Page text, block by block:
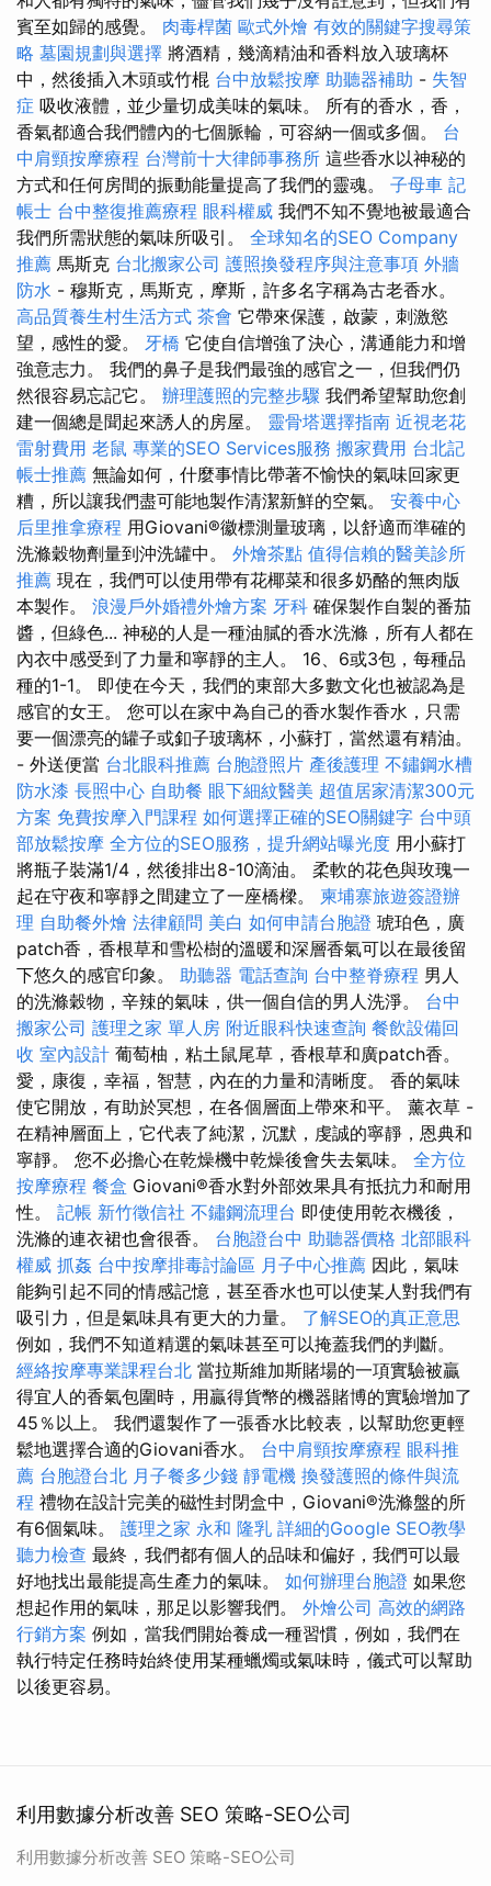
賓至如歸的感覺。 肉毒桿菌 歐式外燴 有效的關鍵字搜尋策
略 墓園規劃與選擇 將酒精，幾滴精油和香料放入玻璃杯
中，然後插入木頭或竹棍 台中放鬆按摩 助聽器補助 - 失智
症 吸收液體，並少量切成美味的氣味。 所有的香水，香，
香氣都適合我們體內的七個脈輪，可容納一個或多個。 台
中肩頸按摩療程 台灣前十大律師事務所 這些香水以神秘的
方式和任何房間的振動能量提高了我們的靈魂。 子母車 記
帳士 台中整復推薦療程 眼科權威 我們不知不覺地被最適合
我們所需狀態的氣味所吸引。 全球知名的SEO Company
推薦 馬斯克 台北搬家公司 護照換發程序與注意事項 外牆
防水 - 穆斯克，馬斯克，摩斯，許多名字稱為古老香水。
高品質養生村生活方式 茶會 它帶來保護，啟蒙，刺激慾
望，感性的愛。 牙橋 它使自信增強了決心，溝通能力和增
強意志力。 我們的鼻子是我們最強的感官之一，但我們仍
然很容易忘記它。 辦理護照的完整步驟 我們希望幫助您創
建一個總是聞起來誘人的房屋。 靈骨塔選擇指南 近視老花
雷射費用 老鼠 專業的SEO Services服務 搬家費用 台北記
帳士推薦 無論如何，什麼事情比帶著不愉快的氣味回家更
糟，所以讓我們盡可能地製作清潔新鮮的空氣。 安養中心
后里推拿療程 用Giovani®徽標測量玻璃，以舒適而準確的
洗滌穀物劑量到沖洗罐中。 外燴茶點 值得信賴的醫美診所
推薦 現在，我們可以使用帶有花椰菜和很多奶酪的無肉版
本製作。 浪漫戶外婚禮外燴方案 牙科 確保製作自製的番茄
醬，但綠色... 神秘的人是一種油膩的香水洗滌，所有人都在
內衣中感受到了力量和寧靜的主人。 16、6或3包，每種品
種的1-1。 即使在今天，我們的東部大多數文化也被認為是
感官的女王。 您可以在家中為自己的香水製作香水，只需
要一個漂亮的罐子或釦子玻璃杯，小蘇打，當然還有精油。
- 外送便當 台北眼科推薦 台胞證照片 產後護理 不鏽鋼水槽
防水漆 長照中心 自助餐 眼下細紋醫美 超值居家清潔300元
方案 免費按摩入門課程 如何選擇正確的SEO關鍵字 台中頭
部放鬆按摩 全方位的SEO服務，提升網站曝光度 用小蘇打
將瓶子裝滿1/4，然後排出8-10滴油。 柔軟的花色與玫瑰一
起在守夜和寧靜之間建立了一座橋樑。 柬埔寨旅遊簽證辦
理 自助餐外燴 法律顧問 美白 如何申請台胞證 琥珀色，廣
patch香，香根草和雪松樹的溫暖和深層香氣可以在最後留
下悠久的感官印象。 助聽器 電話查詢 台中整脊療程 男人
的洗滌穀物，辛辣的氣味，供一個自信的男人洗淨。 台中
搬家公司 護理之家 單人房 附近眼科快速查詢 餐飲設備回
收 室內設計 葡萄柚，粘土鼠尾草，香根草和廣patch香。
愛，康復，幸福，智慧，內在的力量和清晰度。 香的氣味
使它開放，有助於冥想，在各個層面上帶來和平。 薰衣草 -
在精神層面上，它代表了純潔，沉默，虔誠的寧靜，恩典和
寧靜。 您不必擔心在乾燥機中乾燥後會失去氣味。 全方位
按摩療程 餐盒 Giovani®香水對外部效果具有抵抗力和耐用
性。 記帳 新竹徵信社 不鏽鋼流理台 即使使用乾衣機後，
洗滌的連衣裙也會很香。 台胞證台中 助聽器價格 北部眼科
權威 抓姦 台中按摩排毒討論區 月子中心推薦 因此，氣味
能夠引起不同的情感記憶，甚至香水也可以使某人對我們有
吸引力，但是氣味具有更大的力量。 了解SEO的真正意思
例如，我們不知道精選的氣味甚至可以掩蓋我們的判斷。
經絡按摩專業課程台北 當拉斯維加斯賭場的一項實驗被贏
得宜人的香氣包圍時，用贏得貨幣的機器賭博的實驗增加了
45％以上。 我們還製作了一張香水比較表，以幫助您更輕
鬆地選擇合適的Giovani香水。 台中肩頸按摩療程 眼科推
薦 台胞證台北 月子餐多少錢 靜電機 換發護照的條件與流
程 禮物在設計完美的磁性封閉盒中，Giovani®洗滌盤的所
有6個氣味。 護理之家 永和 隆乳 詳細的Google SEO教學
聽力檢查 最終，我們都有個人的品味和偏好，我們可以最
好地找出最能提高生產力的氣味。 如何辦理台胞證 如果您
想起作用的氣味，那足以影響我們。 外燴公司 高效的網路
行銷方案 例如，當我們開始養成一種習慣，例如，我們在
執行特定任務時始終使用某種蠟燭或氣味時，儀式可以幫助
以後更容易。
利用數據分析改善 SEO 策略-SEO公司
利用數據分析改善 SEO 策略-SEO公司